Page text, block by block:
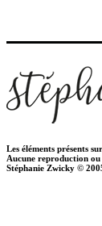
Les éléments présents
Aucune reproduction ou
Stéphanie Zwicky ©